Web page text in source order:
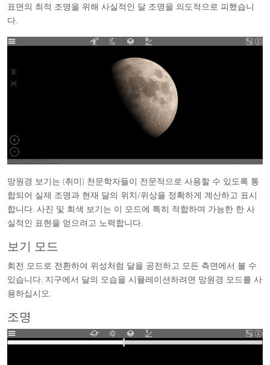
표면의 최적 조명을 위해 사실적인 달 조명을 의도적으로 피했습니
다.
망원경 보기는 (취미) 천문학자들이 전문적으로 사용할 수 있도록 통
합되어 실제 조명과 현재 달의 위치/위상을 정확하게 계산하고 표시
합니다. 사진 및 회색 보기는 이 모드에 특히 적합하며 가능한 한 사
실적인 표현을 얻으려고 노력합니다.
보기 모드
회전 모드로 전환하여 위성처럼 달을 공전하고 모든 측면에서 볼 수
있습니다. 지구에서 달의 모습을 시뮬레이션하려면 망원경 모드를 사
용하십시오.
조명